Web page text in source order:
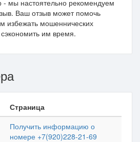
- мы настоятельно рекомендуем
Ваш отзыв может помочь
избежать мошеннических
им время.
Страница
Получить информацию о
номере +7(920)228-21-69